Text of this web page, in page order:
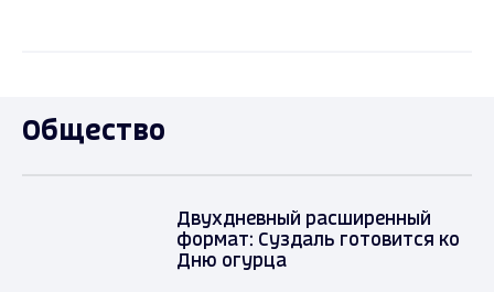
Общество
Двухдневный расширенный
формат: Суздаль готовится ко
Дню огурца